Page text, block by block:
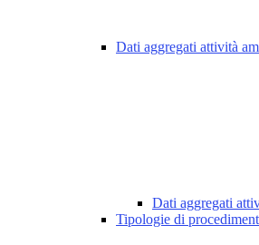
Dati aggregati attività
Dati aggregati
Tipologie di